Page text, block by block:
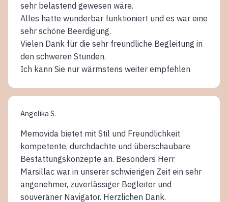
sehr belastend gewesen wäre.
Alles hatte wunderbar funktioniert und es war eine
sehr schöne Beerdigung.
Vielen Dank für die sehr freundliche Begleitung in
den schweren Stunden.
Ich kann Sie nur wärmstens weiter empfehlen
Angelika S.
Memovida bietet mit Stil und Freundlichkeit
kompetente, durchdachte und überschaubare
Bestattungskonzepte an. Besonders Herr
Marsillac war in unserer schwierigen Zeit ein sehr
angenehmer, zuverlässiger Begleiter und
souveräner Navigator. Herzlichen Dank.